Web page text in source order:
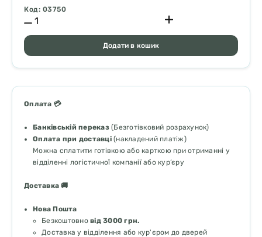
Код: 03750
Додати в кошик
Оплата 💳
Банківській переказ(Безготівковий розрахунок)
Оплата при доставці(накладений платіж)
Можна сплатити готівкою або карткою при отриманні у
відділенні логістичної компанії або кур’єру
Доставка 🚚
Нова Пошта
Безкоштовно від 3000 грн.
Доставка у відділення або кур'єром до дверей